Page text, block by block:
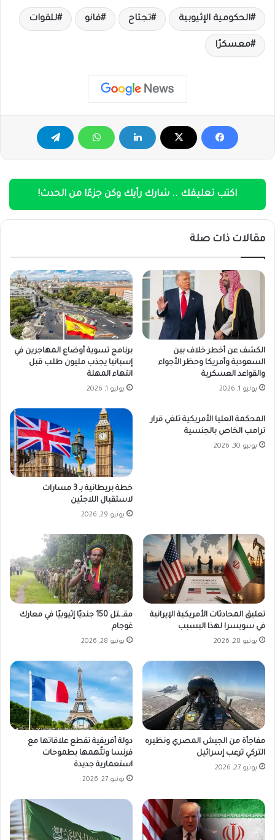
الحكومية الإثيوبية تجتاح فانو للقوات
معسكرًا
اكتب تعليقك .. شارك رأيك وكن جزءًا من الحدث!
مقالات ذات صلة
الكشف عن أخطر خلاف بين
السعودية وأمريكا وحظر الأجواء
والقواعد العسكرية
يوليو 1, 2026
برنامج تسوية أوضاع المهاجرين في
إسبانيا يجذب مليون طلب قبل
انتهاء المهلة
يوليو 1, 2026
المحكمة العليا الأمريكية تلغي قرار
ترامب الخاص بالجنسية
يونيو 30, 2026
خطة بريطانية بـ 3 مسارات
لاستقبال اللاجئين
يونيو 29, 2026
تعليق المحادثات الأمريكية الإيرانية
في سويسرا لهذا البسبب
يونيو 28, 2026
مقـ.ـتل 150 جنديًا إثيوبيًا في معارك
غوجام
يونيو 28, 2026
مفاجأة من الجيش المصري ونظيره
التركي ترعب إسرائيل
يونيو 27, 2026
دولة أفريقية تقطع علاقاتها مع
فرنسا وتتّهمها بطموحات
استعمارية جديدة
يونيو 27, 2026